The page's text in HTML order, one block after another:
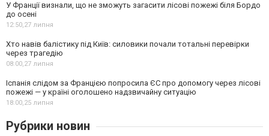
У Франції визнали, що не зможуть загасити лісові пожежі біля Бордо
до осені
12:50,27 липня
Хто навів балістику під Київ: силовики почали тотальні перевірки
через трагедію
08:00,27 липня
Іспанія слідом за Францією попросила ЄС про допомогу через лісові
пожежі — у країні оголошено надзвичайну ситуацію
18:00,25 липня
Рубрики новин